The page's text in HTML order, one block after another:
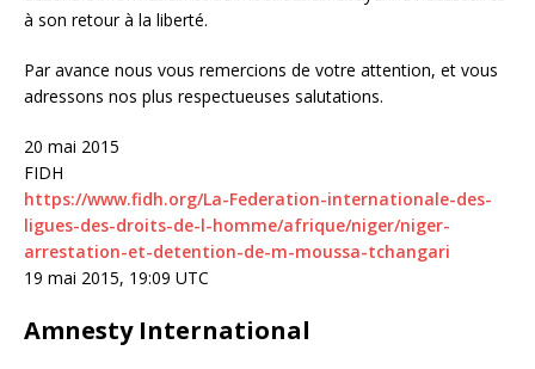
à son retour à la liberté.
Par avance nous vous remercions de votre attention, et vous
adressons nos plus respectueuses salutations.
20 mai 2015
FIDH
https://www.fidh.org/La-Federation-internationale-des-
ligues-des-droits-de-l-homme/afrique/niger/niger-
arrestation-et-detention-de-m-moussa-tchangari
19 mai 2015, 19:09 UTC
Amnesty International